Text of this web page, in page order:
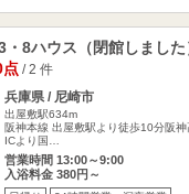
8ハウス（閉館しました
点 / 2 件
兵庫県 / 尼崎市
出屋敷駅634m
阪神本線 出屋敷駅より徒歩10分阪
ICより国…
営業時間 13:00～9:00
入浴料金 380円～